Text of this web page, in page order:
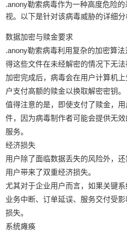
.anony勒索病毒作为一种高度危险
视。以下是针对该病毒威胁的详细分
数据加密与赎金要求
.anony勒索病毒利用复杂的加密算
得这些文件在未经解密的情况下无法
加密完成后，病毒会在用户计算机
户支付高额的赎金以换取解密密钥。
值得注意的是，即使支付了赎金，
件，因为病毒制作者可能会提供无
服务。
经济损失
用户除了面临数据丢失的风险外，
用户带来了双重经济损失。
尤其对于企业用户而言，如果关键
业务中断、订单延误、服务交付受
损失。
系统瘫痪